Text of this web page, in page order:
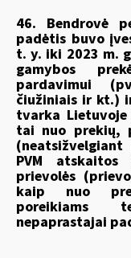
46. Bendrovė
padėtis buvo
t. y. iki 2023 m.
gamybos
pardavimui
čiužiniais ir kt.)
tvarka
tai nuo prekių,
PVM
prievolės
kaip nuo
poreikiams
nepaprastajai